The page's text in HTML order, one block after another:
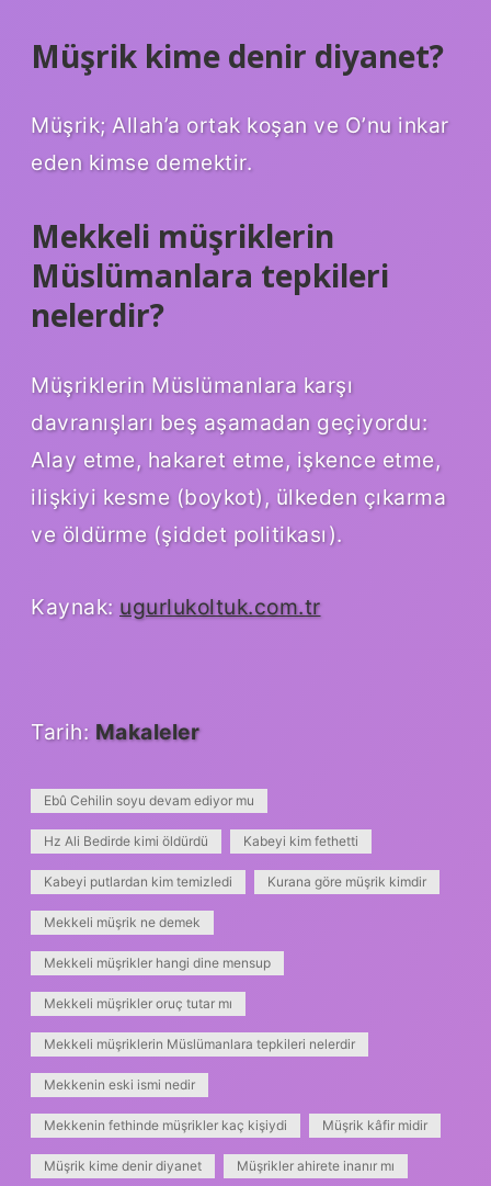
Müşrik kime denir diyanet?
Müşrik; Allah’a ortak koşan ve O’nu inkar
eden kimse demektir.
Mekkeli müşriklerin
Müslümanlara tepkileri
nelerdir?
Müşriklerin Müslümanlara karşı
davranışları beş aşamadan geçiyordu:
Alay etme, hakaret etme, işkence etme,
ilişkiyi kesme (boykot), ülkeden çıkarma
ve öldürme (şiddet politikası).
Kaynak: ugurlukoltuk.com.tr
Tarih: Makaleler
Ebû Cehilin soyu devam ediyor mu
Hz Ali Bedirde kimi öldürdü Kabeyi kim fethetti
Kabeyi putlardan kim temizledi Kurana göre müşrik kimdir
Mekkeli müşrik ne demek
Mekkeli müşrikler hangi dine mensup
Mekkeli müşrikler oruç tutar mı
Mekkeli müşriklerin Müslümanlara tepkileri nelerdir
Mekkenin eski ismi nedir
Mekkenin fethinde müşrikler kaç kişiydi Müşrik kâfir midir
Müşrik kime denir diyanet Müşrikler ahirete inanır mı